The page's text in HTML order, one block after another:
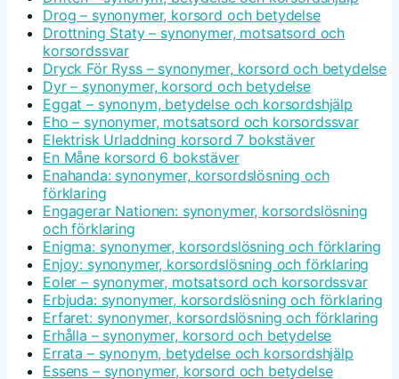
Drog – synonymer, korsord och betydelse
Drottning Staty – synonymer, motsatsord och
korsordssvar
Dryck För Ryss – synonymer, korsord och betydelse
Dyr – synonymer, korsord och betydelse
Eggat – synonym, betydelse och korsordshjälp
Eho – synonymer, motsatsord och korsordssvar
Elektrisk Urladdning korsord 7 bokstäver
En Måne korsord 6 bokstäver
Enahanda: synonymer, korsordslösning och
förklaring
Engagerar Nationen: synonymer, korsordslösning
och förklaring
Enigma: synonymer, korsordslösning och förklaring
Enjoy: synonymer, korsordslösning och förklaring
Eoler – synonymer, motsatsord och korsordssvar
Erbjuda: synonymer, korsordslösning och förklaring
Erfaret: synonymer, korsordslösning och förklaring
Erhålla – synonymer, korsord och betydelse
Errata – synonym, betydelse och korsordshjälp
Essens – synonymer, korsord och betydelse